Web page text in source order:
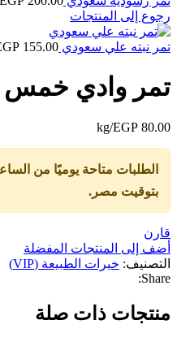
رجوع إلى المنتجات
تمر نبته علي سعودي 155.00
تمر وادي
EGP 80.00
/kg
بتوقيت مصر.
قارن
أضف إلى المنتجات المفضلة
التصنيف: خيرات الطبيعة (VIP)
Share:
منتجات ذات صلة